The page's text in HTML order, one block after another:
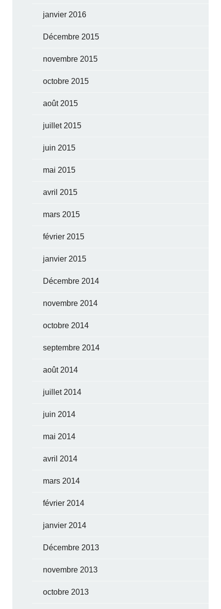
janvier 2016
Décembre 2015
novembre 2015
octobre 2015
août 2015
juillet 2015
juin 2015
mai 2015
avril 2015
mars 2015
février 2015
janvier 2015
Décembre 2014
novembre 2014
octobre 2014
septembre 2014
août 2014
juillet 2014
juin 2014
mai 2014
avril 2014
mars 2014
février 2014
janvier 2014
Décembre 2013
novembre 2013
octobre 2013